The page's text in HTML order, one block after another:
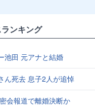
ンキング
池田 元アナと結婚
ん死去 息子2人が追悼
会報道で離婚決断か